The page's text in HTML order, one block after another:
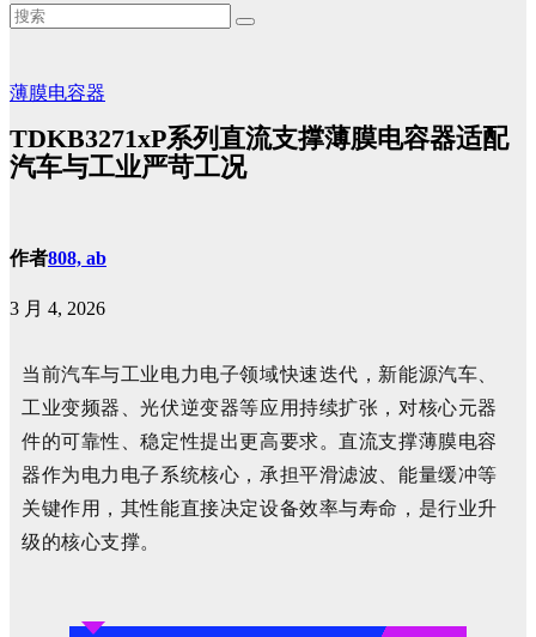
薄膜电容器
TDKB3271xP系列直流支撑薄膜电容器适配
汽车与工业严苛工况
作者808, ab
3 月 4, 2026
当前汽车与工业电力电子领域快速迭代，新能源汽车、
工业变频器、光伏逆变器等应用持续扩张，对核心元器
件的可靠性、稳定性提出更高要求。直流支撑薄膜电容
器作为电力电子系统核心，承担平滑滤波、能量缓冲等
关键作用，其性能直接决定设备效率与寿命，是行业升
级的核心支撑。